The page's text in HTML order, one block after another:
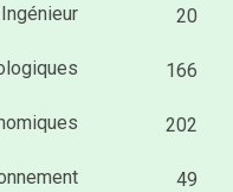
20
166
202
49